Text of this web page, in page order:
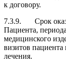
к договору.
7.3.9. Срок
Пациента,
медицинского
визитов пациента
лечения.